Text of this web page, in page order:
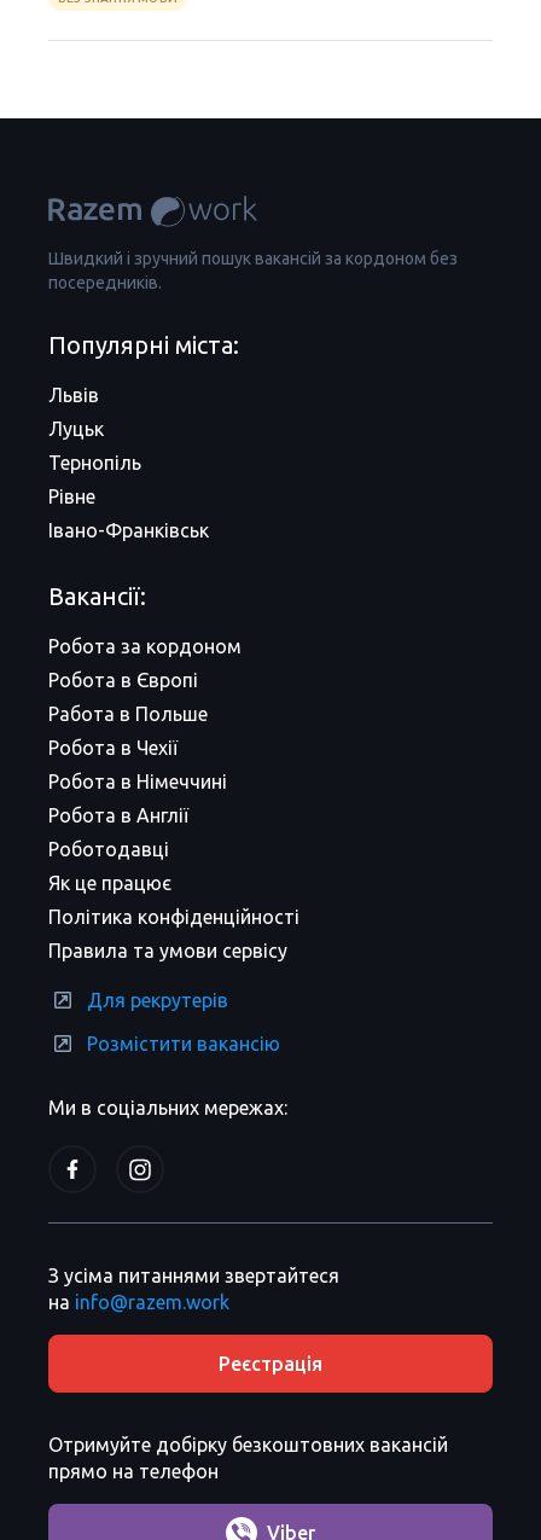
Швидкий і зручний пошук вакансій за кордоном без
посередників.
Ми в соціальних мережах:
Популярні міста:
Львів
Луцьк
Тернопіль
Рівне
Івано-Франківськ
Вакансії:
Робота за кордоном
Робота в Європі
Работа в Польше
Робота в Чехії
Робота в Німеччині
Робота в Англії
Роботодавці
Як це працює
Політика конфіденційності
Правила та умови сервісу
Для рекрутерів
Розмістити вакансію
З усіма питаннями звертайтеся
на info@razem.work
Реєстрація
Отримуйте добірку безкоштовних вакансій
прямо на телефон
Viber